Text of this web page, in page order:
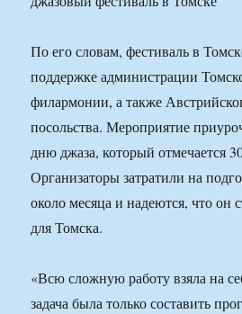
По его словам, фестиваль в
поддержке администрации
филармонии, а также
посольства. Мероприятие
дню джаза, который отмечается
Организаторы затратили на
около месяца и надеются, что он
для Томска.
«Всю сложную работу взяла на
задача была только составить